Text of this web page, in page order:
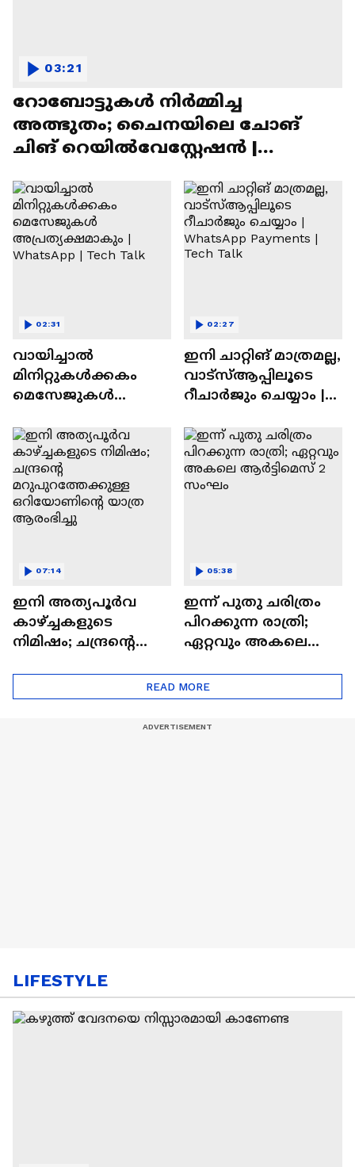
റോബോട്ടുകൾ നിർമ്മിച്ച
അത്ഭുതം; ചൈനയിലെ ചോങ്
ചിങ് റെയിൽവേസ്റ്റേഷൻ |
03:21
വായിച്ചാൽ
മിനിറ്റുകൾക്കകം
മെസേജുകള്‍
WhatsApp | Tech Talk
02:31
ഇനി ചാറ്റിങ് മാത്രമല്ല,
വാട്‌സ്‌ആപ്പിലൂടെ
റീചാർജും ചെയ്യാം |
Tech Talk
02:27
ഇനി അത്യപൂര്‍വ
കാഴ്ച്ചകളുടെ
നിമിഷം; ചന്ദ്രന്റെ
ഒറിയോണിന്റെ യാത്ര
ആരംഭിച്ചു
07:14
ഇന്ന് പുതു ചരിത്രം
പിറക്കുന്ന രാത്രി;
ഏറ്റവും അകലെ
05:38
READ MORE
LIFESTYLE